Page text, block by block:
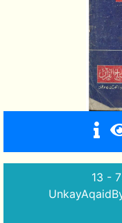
13 -